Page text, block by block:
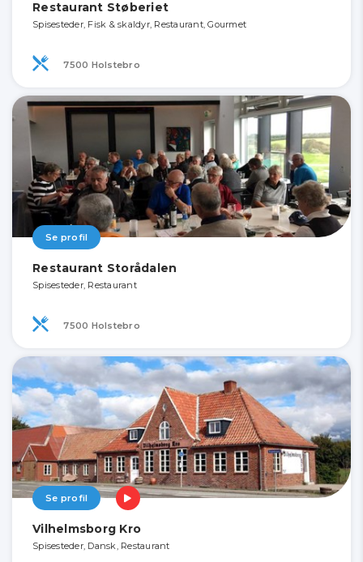
Restaurant Støberiet
Spisesteder, Fisk & skaldyr, Restaurant, Gourmet
7500 Holstebro
Se profil
Restaurant Storådalen
Spisesteder, Restaurant
7500 Holstebro
Se profil
Vilhelmsborg Kro
Spisesteder, Dansk, Restaurant